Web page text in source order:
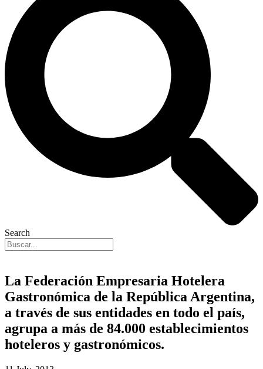
Search
La Federación Empresaria Hotelera
Gastronómica de la República Argentina,
a través de sus entidades en todo el país,
agrupa a más de 84.000 establecimientos
hoteleros y gastronómicos.